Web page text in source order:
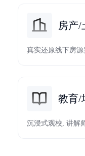
房产/
真实还原线下房
教育/
沉浸式观校, 讲解